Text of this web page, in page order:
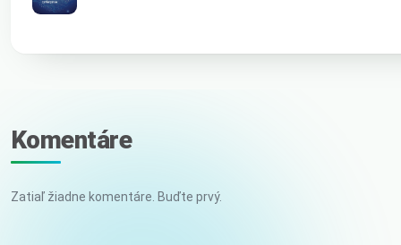
Komentáre
Zatiaľ žiadne komentáre. Buďte prvý.